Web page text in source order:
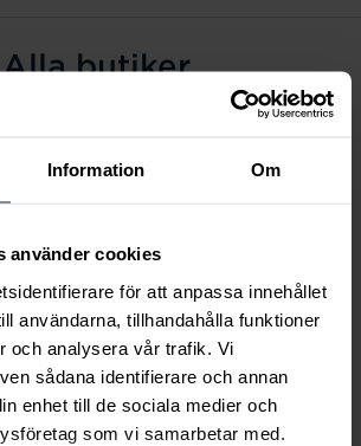
Information Om
använder cookies
för att anpassa innehållet
användarna, tillhandahålla funktioner
och analysera vår trafik. Vi
sådana identifierare och annan
enhet till de sociala medier och
som vi samarbetar med.
Alla butiker